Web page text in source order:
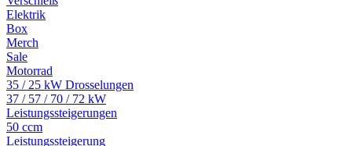
Elektrik
Box
Merch
Sale
Motorrad
35 / 25 kW Drosselungen
37 / 57 / 70 / 72 kW
Leistungssteigerungen
50 ccm
Leistungssteigerung